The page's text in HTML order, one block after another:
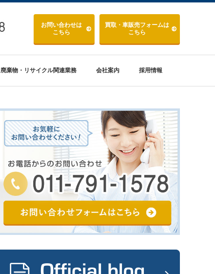
お問い合わせは
こちら
買取・車販売フォームは
こちら
廃棄物・リサイクル関連業務 会社案内 採用情報